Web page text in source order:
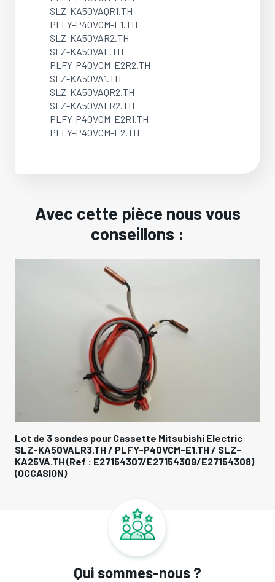
SLZ-KA50VAQR1.TH
PLFY-P40VCM-E1.TH
SLZ-KA50VAR2.TH
SLZ-KA50VAL.TH
PLFY-P40VCM-E2R2.TH
SLZ-KA50VA1.TH
SLZ-KA50VAQR2.TH
SLZ-KA50VALR2.TH
PLFY-P40VCM-E2R1.TH
PLFY-P40VCM-E2.TH
Avec cette pièce nous vous
conseillons :
Carte de contrôle / Indoor Controller Board
RG00V195B (RG76N580G03) pour Cassette
Electric SLZ-KA50VALR3.TH / SLZ-
SLZ-KA35VAQR2.TH (Ref: E27851447) (OCCASION)
Qui sommes-nous ?